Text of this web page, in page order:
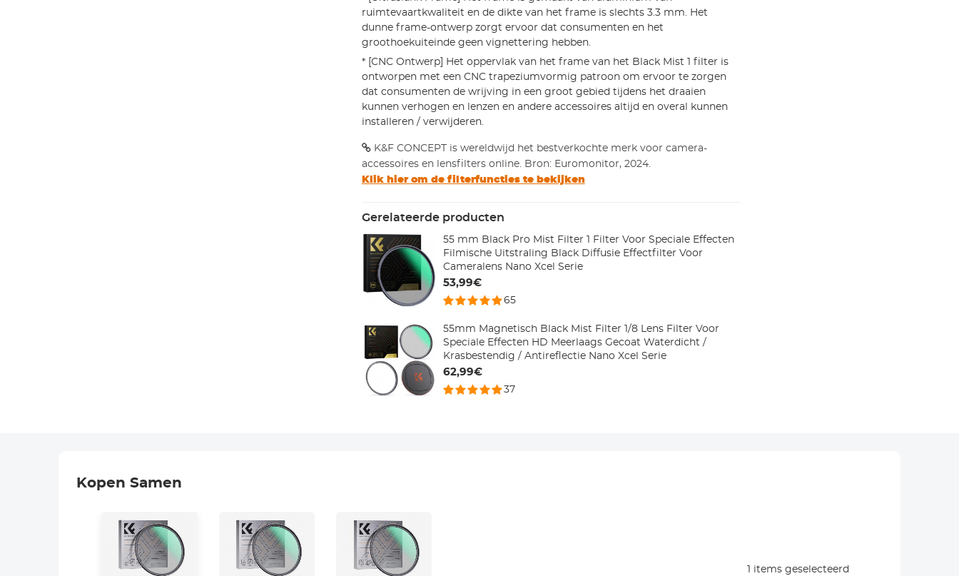
ruimtevaartkwaliteit en de dikte van het frame is slechts 3.3 mm. Het
dunne frame-ontwerp zorgt ervoor dat consumenten en het
groothoekuiteinde geen vignettering hebben.
* [CNC Ontwerp] Het oppervlak van het frame van het Black Mist 1 filter is
ontworpen met een CNC trapeziumvormig patroon om ervoor te zorgen
dat consumenten de wrijving in een groot gebied tijdens het draaien
kunnen verhogen en lenzen en andere accessoires altijd en overal kunnen
installeren / verwijderen.
K&F CONCEPT is wereldwijd het bestverkochte merk voor camera-
accessoires en lensfilters online. Bron: Euromonitor, 2024.
Klik hier om de filterfuncties te bekijken
Gerelateerde producten
55 mm Black Pro Mist Filter 1 Filter Voor Speciale Effecten
Filmische Uitstraling Black Diffusie Effectfilter Voor
Cameralens Nano Xcel Serie
53,99€
65
55mm Magnetisch Black Mist Filter 1/8 Lens Filter Voor
Speciale Effecten HD Meerlaags Gecoat Waterdicht /
Krasbestendig / Antireflectie Nano Xcel Serie
62,99€
37
Kopen Samen
items geselecteerd